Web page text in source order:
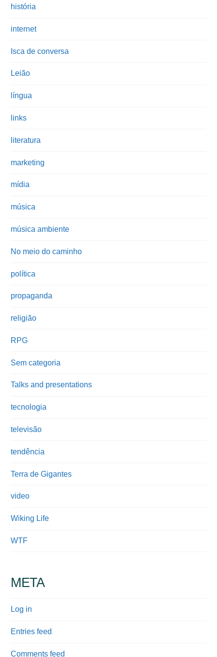
história
internet
Isca de conversa
Leião
língua
links
literatura
marketing
mídia
música
música ambiente
No meio do caminho
política
propaganda
religião
RPG
Sem categoria
Talks and presentations
tecnologia
televisão
tendência
Terra de Gigantes
video
Wiking Life
WTF
META
Log in
Entries feed
Comments feed